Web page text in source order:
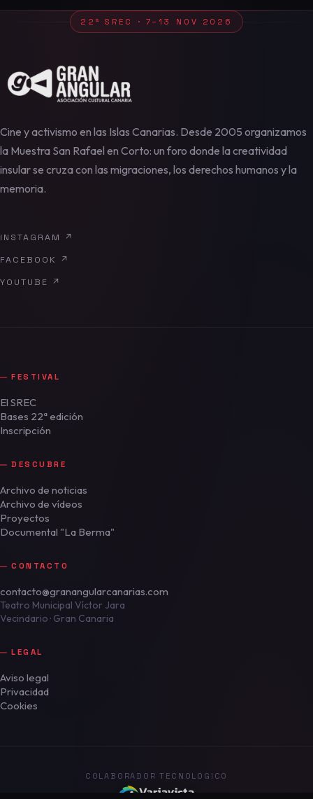
22ª SREC · 7–13 NOV 2026
Cine y activismo en las Islas Canarias. Desde 2005 organizamos
la Muestra San Rafael en Corto: un foro donde la creatividad
insular se cruza con las migraciones, los derechos humanos y la
memoria.
INSTAGRAM
↗
FACEBOOK
↗
YOUTUBE
↗
FESTIVAL
El SREC
Bases 22ª edición
Inscripción
DESCUBRE
Archivo de noticias
Archivo de vídeos
Proyectos
Documental "La Berma"
CONTACTO
contacto@granangularcanarias.com
Teatro Municipal Víctor Jara
Vecindario · Gran Canaria
LEGAL
Aviso legal
Privacidad
Cookies
COLABORADOR TECNOLÓGICO